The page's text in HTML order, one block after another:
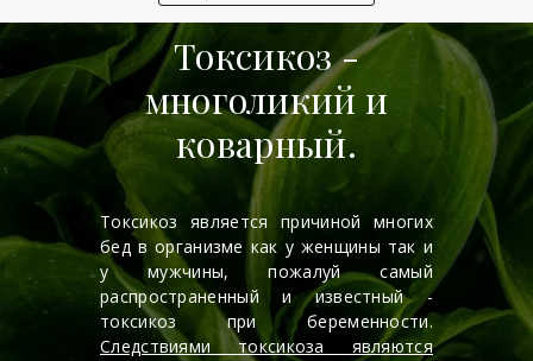
Токсикоз -
многоликий и
коварный.
Токсикоз является причиной многих
бед в организме как у женщины так и
у мужчины, пожалуй самый
распространенный и известный -
токсикоз при беременности.
Следствиями токсикоза являются